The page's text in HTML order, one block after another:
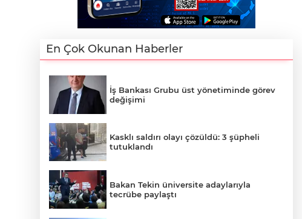
En Çok Okunan Haberler
İş Bankası Grubu üst yönetiminde görev
değişimi
Kasklı saldırı olayı çözüldü: 3 şüpheli
tutuklandı
Bakan Tekin üniversite adaylarıyla
tecrübe paylaştı